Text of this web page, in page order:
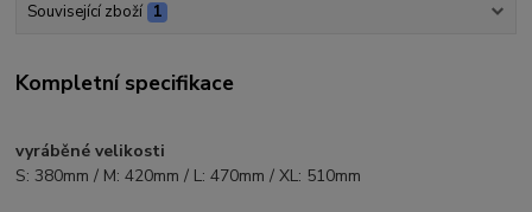
Související zboží 1
Kompletní specifikace
vyráběné velikosti
S: 380mm / M: 420mm / L: 470mm / XL: 510mm